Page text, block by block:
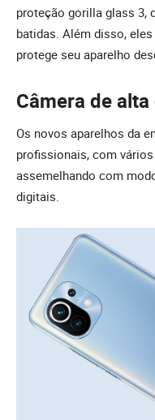
proteção gorilla glass 3,
batidas. Além disso,
protege seu aparelho
Câmera de
Os novos aparelhos da
profissionais, com
assemelhando com
digitais.